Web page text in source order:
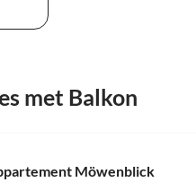
met Balkon
Möwenblick